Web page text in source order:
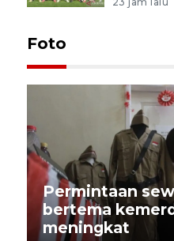
Foto
Permintaan
bertema
meningkat